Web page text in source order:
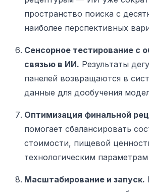
пространство поиска с
наиболее перспективных
Сенсорное тестирование с
связью в ИИ. Результаты
панелей возвращаются в
данные для дообучения
Оптимизация финальной
помогает сбалансировать
стоимости, пищевой
технологическим
Масштабирование и запуск.